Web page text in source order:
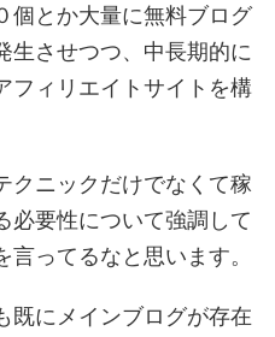
個とか大量に無料ブログ
生させつつ、中長期的に
フィリエイトサイトを構
クニックだけでなくて稼
必要性について強調して
ってるなと思います。
既にメインブログが存在